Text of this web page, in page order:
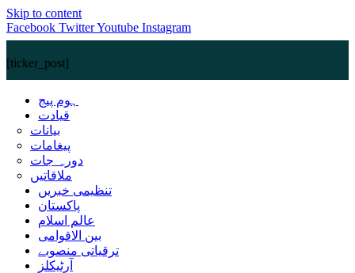
Skip to content
Facebook TwitterYoutube Instagram
[ticker_post]
ہوم پیج
قیادت
بیانات
پیغامات
دورہ جات
ملاقاتیں
تنظیمی خبریں
پاکستان
عالم اسلام
بین الاقوامی
ترقیاتی منصوبے
آرٹیکلز